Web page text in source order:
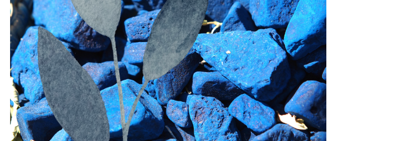
DLOUHÉ KIMONO ČERNÉ ESO
2 500 Kč
HALENKA KIMONO LÍSTEK A LÍSTEK
1 500 Kč